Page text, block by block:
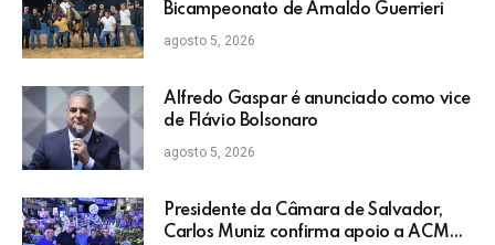
Bicampeonato de Arnaldo Guerrieri
agosto 5, 2026
Alfredo Gaspar é anunciado como vice
de Flávio Bolsonaro
agosto 5, 2026
Presidente da Câmara de Salvador,
Carlos Muniz confirma apoio a ACM